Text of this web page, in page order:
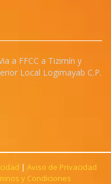
a FFCC a Tizimín y
Local Logimayab C.P.
| Aviso de Privacidad
y Condiciones